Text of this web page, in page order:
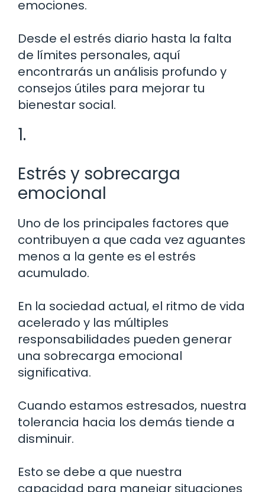
emociones.
Desde el estrés diario hasta la falta
de límites personales, aquí
encontrarás un análisis profundo y
consejos útiles para mejorar tu
bienestar social.
1.
Estrés y sobrecarga
emocional
Uno de los principales factores que
contribuyen a que cada vez aguantes
menos a la gente es el estrés
acumulado.
En la sociedad actual, el ritmo de vida
acelerado y las múltiples
responsabilidades pueden generar
una sobrecarga emocional
significativa.
Cuando estamos estresados, nuestra
tolerancia hacia los demás tiende a
disminuir.
Esto se debe a que nuestra
capacidad para manejar situaciones